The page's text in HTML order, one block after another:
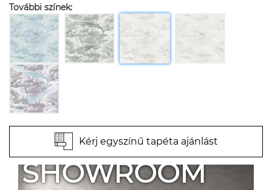
További színek:
Kérj egyszínű tapéta ajánlást
SHOWROOM